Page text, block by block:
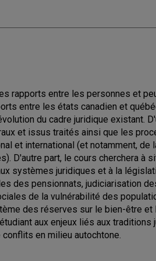
rapports entre les personnes et
entre les états canadien et
du cadre juridique existant.
et issus traités ainsi que les
et international (et notamment, de
D'autre part, le cours cherchera à
systèmes juridiques et à la
des pensionnats, judiciarisation
de la vulnérabilité des
des réserves sur le bien-être
aux enjeux liés aux traditions
en milieu autochtone.